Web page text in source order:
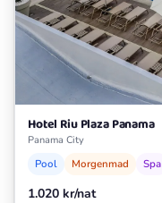
Hotel Riu Plaza Panama
Panama City
Pool Morgenmad Spa
1.020 kr/nat